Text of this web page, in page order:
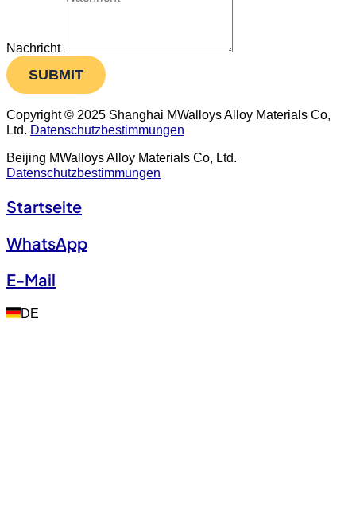
Nachricht
SUBMIT
Copyright © 2025 Shanghai MWalloys Alloy Materials Co,
Ltd. Datenschutzbestimmungen
Beijing MWalloys Alloy Materials Co, Ltd.
Datenschutzbestimmungen
Startseite
WhatsApp
E-Mail
DE